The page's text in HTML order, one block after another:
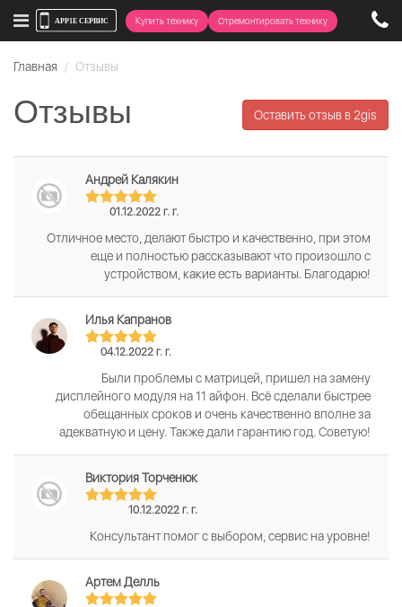
Купить технику Отремонтировать технику
Главная Отзывы
Отзывы Оставить отзыв в 2gis
Андрей Калякин
01.12.2022 г. г.
Отличное место, делают быстро и качественно, при этом
еще и полностью рассказывают что произошло с
устройством, какие есть варианты. Благодарю!
Илья Капранов
04.12.2022 г. г.
Были проблемы с матрицей, пришел на замену
дисплейного модуля на 11 айфон. Всё сделали быстрее
обещанных сроков и очень качественно вполне за
адекватную и цену. Также дали гарантию год. Советую!
Виктория Торченюк
10.12.2022 г. г.
Консультант помог с выбором, сервис на уровне!
Артем Делль